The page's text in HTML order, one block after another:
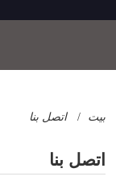
بيت اتصل بنا
اتصل بنا